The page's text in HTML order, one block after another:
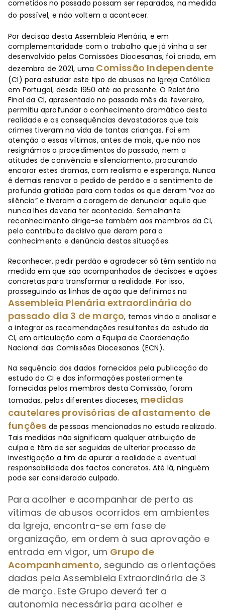
cometidos no passado possam ser reparados, na medida
do possível, e não voltem a acontecer.
Por decisão desta Assembleia Plenária, e em
complementaridade com o trabalho que já vinha a ser
desenvolvido pelas Comissões Diocesanas, foi criada, em
dezembro de 2021, uma Comissão Independente
(CI) para estudar este tipo de abusos na Igreja Católica
em Portugal, desde 1950 até ao presente. O Relatório
Final da CI, apresentado no passado mês de fevereiro,
permitiu aprofundar o conhecimento dramático desta
realidade e as consequências devastadoras que tais
crimes tiveram na vida de tantas crianças. Foi em
atenção a essas vítimas, antes de mais, que não nos
resignámos a procedimentos do passado, nem a
atitudes de conivência e silenciamento, procurando
encarar estes dramas, com realismo e esperança. Nunca
é demais renovar o pedido de perdão e o sentimento de
profunda gratidão para com todos os que deram “voz ao
silêncio” e tiveram a coragem de denunciar aquilo que
nunca lhes deveria ter acontecido. Semelhante
reconhecimento dirige-se também aos membros da CI,
pelo contributo decisivo que deram para o
conhecimento e denúncia destas situações.
Reconhecer, pedir perdão e agradecer só têm sentido na
medida em que são acompanhados de decisões e ações
concretas para transformar a realidade. Por isso,
prosseguindo as linhas de ação que definimos na
Assembleia Plenária extraordinária do
passado dia 3 de março, temos vindo a analisar e
a integrar as recomendações resultantes do estudo da
CI, em articulação com a Equipa de Coordenação
Nacional das Comissões Diocesanas (ECN).
Na sequência dos dados fornecidos pela publicação do
estudo da CI e das informações posteriormente
fornecidas pelos membros desta Comissão, foram
tomadas, pelas diferentes dioceses, medidas
cautelares provisórias de afastamento de
funções de pessoas mencionadas no estudo realizado.
Tais medidas não significam qualquer atribuição de
culpa e têm de ser seguidas de ulterior processo de
investigação a fim de apurar a realidade e eventual
responsabilidade dos factos concretos. Até lá, ninguém
pode ser considerado culpado.
Para acolher e acompanhar de perto as
vítimas de abusos ocorridos em ambientes
da Igreja, encontra-se em fase de
organização, em ordem à sua aprovação e
entrada em vigor, um Grupo de
Acompanhamento, segundo as orientações
dadas pela Assembleia Extraordinária de 3
de março. Este Grupo deverá ter a
autonomia necessária para acolher e